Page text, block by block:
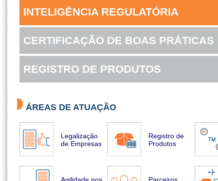
INTELIGÊNCIA REGULATÓRIA
CERTIFICAÇÃO DE BOAS PRÁTICAS
REGISTRO DE PRODUTOS
ÁREAS DE ATUAÇÃO
Legalização
de Empresas
Registro de
Produtos